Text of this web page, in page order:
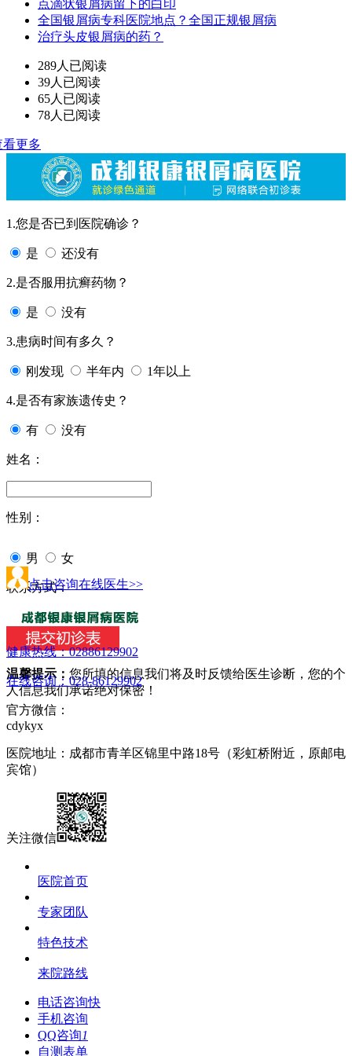
点滴状银屑病留下的白印
全国银屑病专科医院地点？全国正规银屑病
治疗头皮银屑病的药？
289人已阅读
39人已阅读
65人已阅读
78人已阅读
看更多
1.您是否已到医院确诊？
是 还没有
2.是否服用抗癣药物？
是 没有
3.患病时间有多久？
刚发现 半年内 1年以上
4.是否有家族遗传史？
有 没有
姓名：
性别：
男 女
联系方式：
温馨提示： 您所填的信息我们将及时反馈给医生诊断，您的个
人信息我们承诺绝对保密！
点击咨询在线医生>>
健康热线：02886129902
在线咨询：028-86129902
官方微信：
cdykyx
医院地址：成都市青羊区锦里中路18号（彩虹桥附近，原邮电
宾馆）
关注微信
医院首页
专家团队
特色技术
来院路线
电话咨询快
手机咨询
QQ咨询1
自测表单